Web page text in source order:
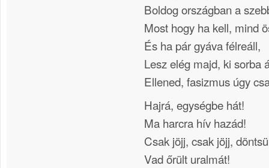
Boldog országban a
Most hogy ha kell, mind
És ha pár gyáva félreáll,
Lesz elég majd, ki sorba
Ellened, fasizmus úgy
Hajrá, egységbe hát!
Ma harcra hív hazád!
Csak jöjj, csak jöjj,
Vad őrült uralmát!